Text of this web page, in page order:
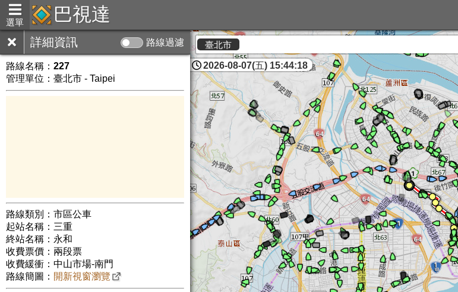
選單 巴視達
詳細資訊 路線過濾
路線名稱： 227
管理單位：臺北市 - Taipei
路線類別：市區公車
起站名稱：三重
終站名稱：永和
收費票價：兩段票
收費緩衝：中山市場-南門
路線簡圖： 開新視窗瀏覽
臺北市
2026-08-07(五) 15:44:19